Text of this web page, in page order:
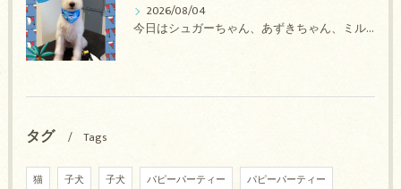
2026/08/04
今日はシュガーちゃん、あずきちゃん、ミルキーちゃん、コロンちゃん、ココちゃんのトリミングの紹介です【奈良のエース動物病院】
タグ Tags
猫 子犬 子犬 パピーパーティー パピーパーティー